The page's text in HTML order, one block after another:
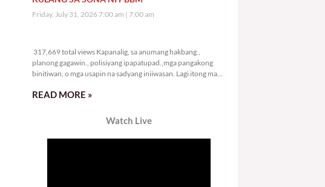
Friday, July 31, 2026 7:00 am 7:00 am
317,669 total views Kapanalig, sa anumang hakbang.,
planong gagawin., polisiyang ipapatupad.,mga pangakong
binitiwan, o mga usapin na sadyang iniiwasan. Lagi itong may
READ MORE »
Watch Live